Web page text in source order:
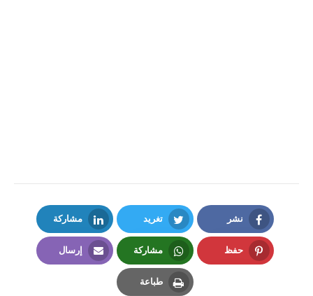
نشر
Facebook
تغريد
Twitter
مشاركة
LinkedIn
حفظ مشاركة
Whatsapp
إرسال
طباعة